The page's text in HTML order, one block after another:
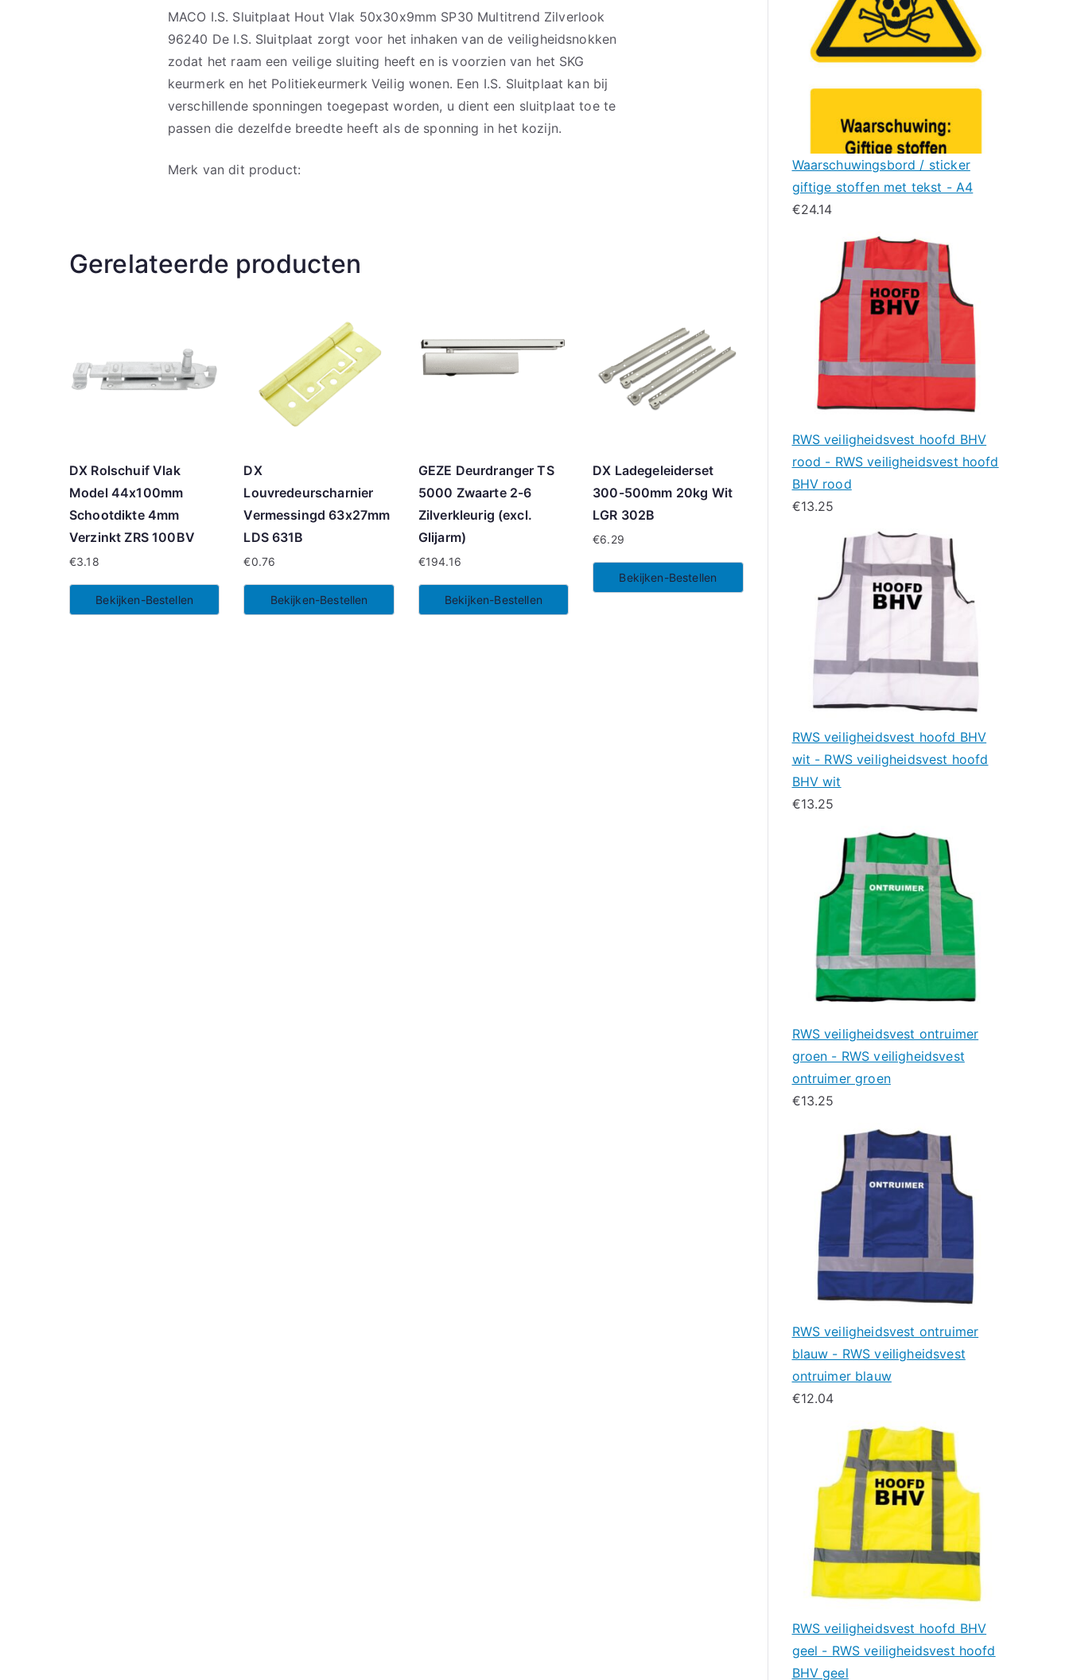
MACO I.S. Sluitplaat Hout Vlak 50x30x9mm SP30 Multitrend Zilverlook
96240 De I.S. Sluitplaat zorgt voor het inhaken van de veiligheidsnokken
zodat het raam een veilige sluiting heeft en is voorzien van het SKG
keurmerk en het Politiekeurmerk Veilig wonen. Een I.S. Sluitplaat kan bij
verschillende sponningen toegepast worden, u dient een sluitplaat toe te
passen die dezelfde breedte heeft als de sponning in het kozijn.
Merk van dit product:
Gerelateerde producten
DX Rolschuif Vlak
Model 44x100mm
Schootdikte 4mm
Verzinkt ZRS 100BV
€3.18
Bekijken-Bestellen
DX
Louvredeurscharnier
Vermessingd 63x27mm
LDS 631B
€0.76
Bekijken-Bestellen
GEZE Deurdranger TS
5000 Zwaarte 2-6
Zilverkleurig (excl.
Glijarm)
€194.16
Bekijken-Bestellen
DX Ladegeleiderset
300-500mm 20kg Wit
LGR 302B
€6.29
Bekijken-Bestellen
Waarschuwingsbord / sticker
giftige stoffen met tekst - A4
€24.14
RWS veiligheidsvest hoofd BHV
rood - RWS veiligheidsvest hoofd
BHV rood
€13.25
RWS veiligheidsvest hoofd BHV
wit - RWS veiligheidsvest hoofd
BHV wit
€13.25
RWS veiligheidsvest ontruimer
groen - RWS veiligheidsvest
ontruimer groen
€13.25
RWS veiligheidsvest ontruimer
blauw - RWS veiligheidsvest
ontruimer blauw
€12.04
RWS veiligheidsvest hoofd BHV
geel - RWS veiligheidsvest hoofd
BHV geel